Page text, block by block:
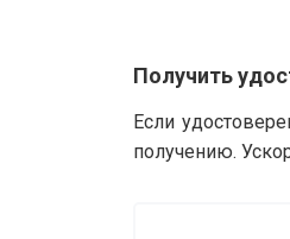
Получить
Если
получению.